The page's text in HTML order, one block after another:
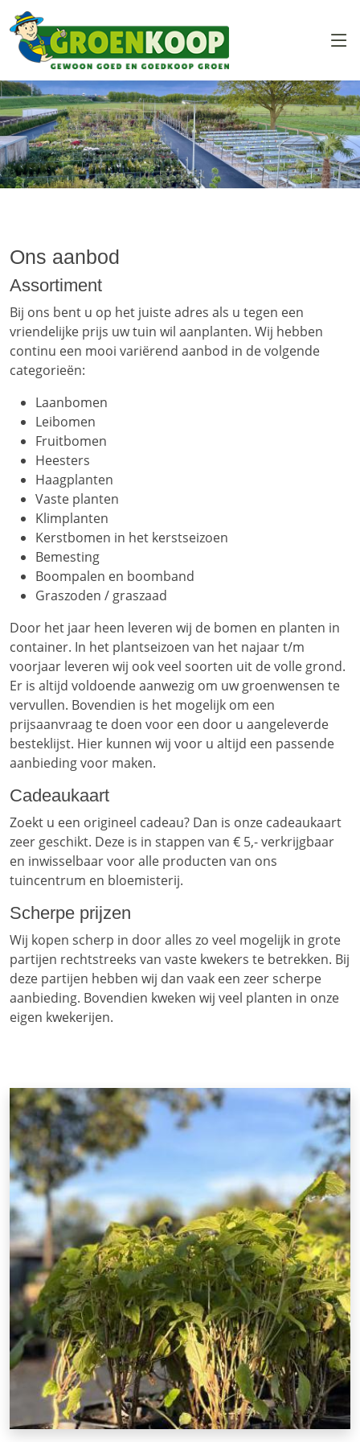
Overslaan en naar de inhoud gaan
Ons aanbod
Assortiment
Bij ons bent u op het juiste adres als u tegen een
vriendelijke prijs uw tuin wil aanplanten. Wij hebben
continu een mooi variërend aanbod in de volgende
categorieën:
Laanbomen
Leibomen
Fruitbomen
Heesters
Haagplanten
Vaste planten
Klimplanten
Kerstbomen in het kerstseizoen
Bemesting
Boompalen en boomband
Graszoden / graszaad
Door het jaar heen leveren wij de bomen en planten in
container. In het plantseizoen van het najaar t/m
voorjaar leveren wij ook veel soorten uit de volle grond.
Er is altijd voldoende aanwezig om uw groenwensen te
vervullen. Bovendien is het mogelijk om een
prijsaanvraag te doen voor een door u aangeleverde
besteklijst. Hier kunnen wij voor u altijd een passende
aanbieding voor maken.
Cadeaukaart
Zoekt u een origineel cadeau? Dan is onze cadeaukaart
zeer geschikt. Deze is in stappen van € 5,- verkrijgbaar
en inwisselbaar voor alle producten van ons
tuincentrum en bloemisterij.
Scherpe prijzen
Wij kopen scherp in door alles zo veel mogelijk in grote
partijen rechtstreeks van vaste kwekers te betrekken. Bij
deze partijen hebben wij dan vaak een zeer scherpe
aanbieding. Bovendien kweken wij veel planten in onze
eigen kwekerijen.